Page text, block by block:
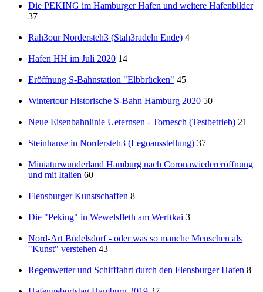
Die PEKING im Hamburger Hafen und weitere Hafenbilder
37
Rah3our Nordersteh3 (Stah3radeln Ende) 4
Hafen HH im Juli 2020 14
Eröffnung S-Bahnstation "Elbbrücken" 45
Wintertour Historische S-Bahn Hamburg 2020 50
Neue Eisenbahnlinie Ueternsen - Tornesch (Testbetrieb) 21
Steinhanse in Nordersteh3 (Legoausstellung) 37
Miniaturwunderland Hamburg nach Coronawiedereröffnung
und mit Italien 60
Flensburger Kunstschaffen 8
Die "Peking" in Wewelsfleth am Werftkai 3
Nord-Art Büdelsdorf - oder was so manche Menschen als
"Kunst" verstehen 43
Regenwetter und Schifffahrt durch den Flensburger Hafen 8